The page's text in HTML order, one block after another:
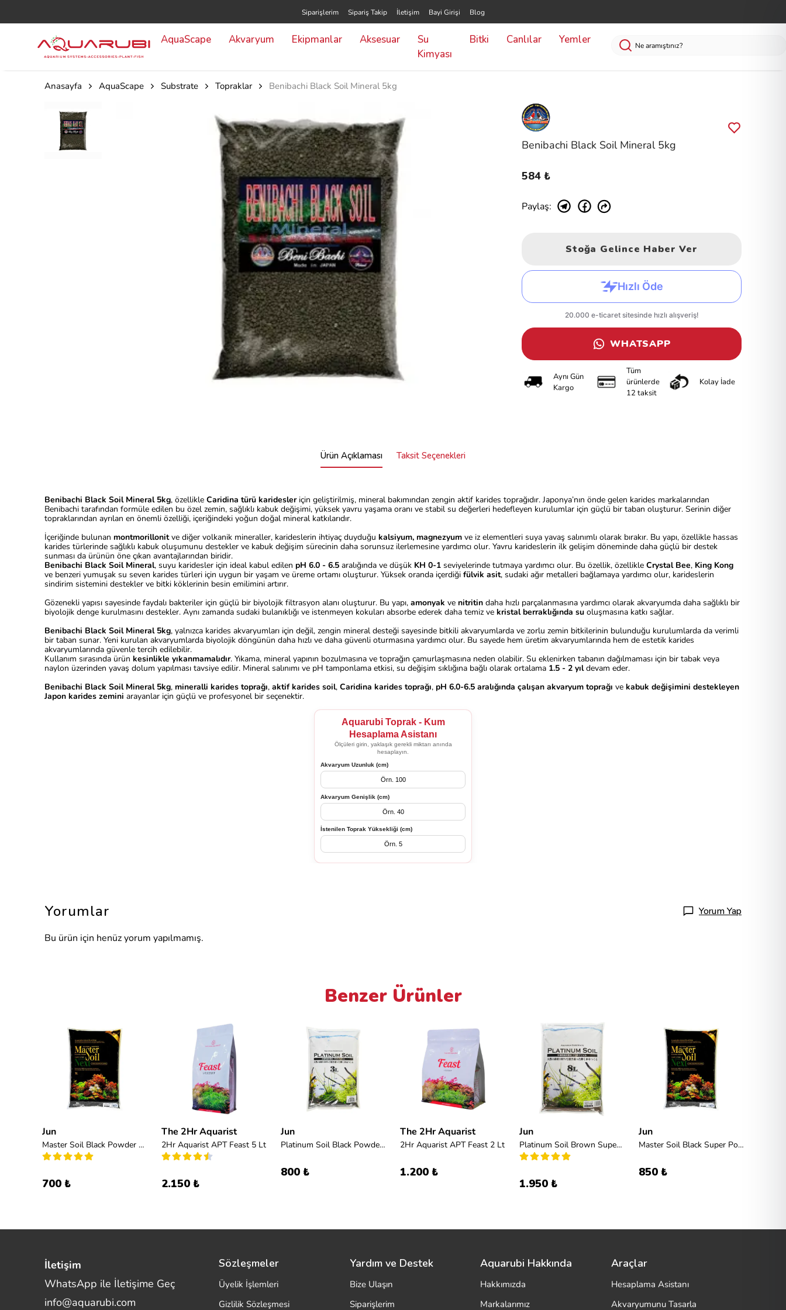
Siparişlerim Sipariş Takip İletişim Bayi Girişi Blog
AquaScape Akvaryum Ekipmanlar Aksesuar
Su
Kimyası
Bitki Canlılar Yemler
Anasayfa AquaScape Substrate Topraklar Benibachi Black Soil Mineral 5kg
Benibachi Black Soil Mineral 5kg
584 ₺
Paylaş:
Stoğa Gelince Haber Ver
WHATSAPP
Aynı Gün
Kargo
Tüm
ürünlerde
12 taksit
Kolay İade
Ürün Açıklaması Taksit Seçenekleri
Benibachi Black Soil Mineral 5kg, özellikle Caridina türü karidesleriçin geliştirilmiş, mineral bakımından zengin aktif karides toprağıdır. Japonya’nın önde gelen karides markalarından
Benibachi tarafından formüle edilen bu özel zemin, sağlıklı kabuk değişimi, yüksek yavru yaşama oranı ve stabil su değerleri hedefleyen kurulumlar için güçlü bir taban oluşturur. Serinin diğer
topraklarından ayrılan en önemli özelliği, içeriğindeki yoğun doğal mineral katkılarıdır.
İçeriğinde bulunan montmorillonitve diğer volkanik mineraller, karideslerin ihtiyaç duyduğu kalsiyum, magnezyum ve iz elementleri suya yavaş salınımlı olarak bırakır. Bu yapı, özellikle hassas
karides türlerinde sağlıklı kabuk oluşumunu destekler ve kabuk değişim sürecinin daha sorunsuz ilerlemesine yardımcı olur. Yavru karideslerin ilk gelişim döneminde daha güçlü bir destek
sunması da ürünün öne çıkan avantajlarından biridir.
Benibachi Black Soil Mineral, suyu karidesler için ideal kabul edilen pH 6.0 - 6.5 aralığında ve düşük KH 0-1 seviyelerinde tutmaya yardımcı olur. Bu özellik, özellikle Crystal Bee, King Kong
ve benzeri yumuşak su seven karides türleri için uygun bir yaşam ve üreme ortamı oluşturur. Yüksek oranda içerdiği fülvik asit, sudaki ağır metalleri bağlamaya yardımcı olur, karideslerin
sindirim sistemini destekler ve bitki köklerinin besin emilimini artırır.
Gözenekli yapısı sayesinde faydalı bakteriler için güçlü bir biyolojik filtrasyon alanı oluşturur. Bu yapı, amonyak ve nitritin daha hızlı parçalanmasına yardımcı olarak akvaryumda daha sağlıklı bir
biyolojik denge kurulmasını destekler. Aynı zamanda sudaki bulanıklığı ve istenmeyen kokuları absorbe ederek daha temiz ve kristal berraklığında su oluşmasına katkı sağlar.
Benibachi Black Soil Mineral 5kg, yalnızca karides akvaryumları için değil, zengin mineral desteği sayesinde bitkili akvaryumlarda ve zorlu zemin bitkilerinin bulunduğu kurulumlarda da verimli
bir taban sunar. Yeni kurulan akvaryumlarda biyolojik döngünün daha hızlı ve daha güvenli oturmasına yardımcı olur. Bu sayede hem üretim akvaryumlarında hem de estetik karides
akvaryumlarında güvenle tercih edilebilir.
Kullanım sırasında ürün kesinlikle yıkanmamalıdır. Yıkama, mineral yapının bozulmasına ve toprağın çamurlaşmasına neden olabilir. Su eklenirken tabanın dağılmaması için bir tabak veya
naylon üzerinden yavaş dolum yapılması tavsiye edilir. Mineral salınımı ve pH tamponlama etkisi, su değişim sıklığına bağlı olarak ortalama 1.5 - 2 yıldevam eder.
Benibachi Black Soil Mineral 5kg, mineralli karides toprağı, aktif karides soil, Caridina karides toprağı, pH 6.0-6.5 aralığında çalışan akvaryum toprağı ve kabuk değişimini destekleyen
Japon karides zemini arayanlar için güçlü ve profesyonel bir seçenektir.
Aquarubi Toprak - Kum
Hesaplama Asistanı
Ölçüleri girin, yaklaşık gerekli miktarı anında
hesaplayın.
Akvaryum Uzunluk (cm)
Akvaryum Genişlik (cm)
İstenilen Toprak Yüksekliği (cm)
Yorumlar Yorum Yap
Bu ürün için henüz yorum yapılmamış.
Benzer Ürünler
Jun
Master Soil Black Powder 3L
700 ₺
The 2Hr Aquarist
2Hr Aquarist APT Feast 5 Lt
2.150 ₺
Jun
Platinum Soil Black Powder 3l
800 ₺
The 2Hr Aquarist
2Hr Aquarist APT Feast 2 Lt
1.200 ₺
Jun
Platinum Soil Brown Super Powder 8l
1.950 ₺
Jun
Master Soil Black Super Powder 3L
850 ₺
Sözleşmeler
Üyelik İşlemleri
Gizlilik Sözleşmesi
Yardım ve Destek
Bize Ulaşın
Siparişlerim
Aquarubi Hakkında
Hakkımızda
Markalarımız
Araçlar
Hesaplama Asistanı
Akvaryumunu Tasarla
İletişim
WhatsApp ile İletişime Geç
info@aquarubi.com